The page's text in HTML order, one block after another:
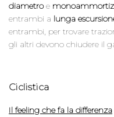
diametroe
entrambi a lunga
entrambi, per trovare
gli altri devono chiudere il
Ciclistica
Il feeling che fa la differenza